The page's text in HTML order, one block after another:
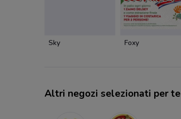
Sky Foxy
Altri negozi selezionati per te